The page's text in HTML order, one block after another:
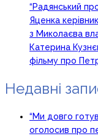
“Радянський
Яценка
з Миколаєва
Катерина
фільму про
Недавні
“Ми довго
оголосив про